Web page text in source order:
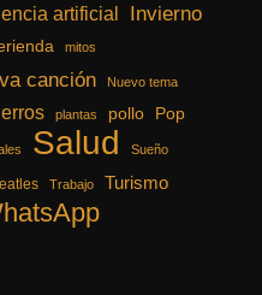
artificial Invierno
mitos
canción Nuevo tema
plantas pollo
Pop
Salud Sueño
Trabajo Turismo